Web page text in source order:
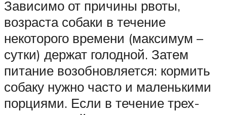
Зависимо от причины рвоты,
возраста собаки в течение
некоторого времени (максимум –
сутки) держат голодной. Затем
питание возобновляется: кормить
собаку нужно часто и маленькими
порциями. Если в течение трех-